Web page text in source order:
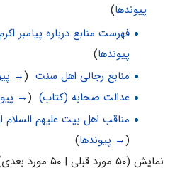
پیوندها)
فهرست منابع درباره پیامبر
پیوندها)
منابع رجالی اهل سنت‏
(
→
عدالت صحابه (کتاب)‏
(
→
مناقب اهل بيت عليهم
(→ پیوندها)
نمایش (۵۰ مورد قبلی | ۵۰ مورد بعدی) (